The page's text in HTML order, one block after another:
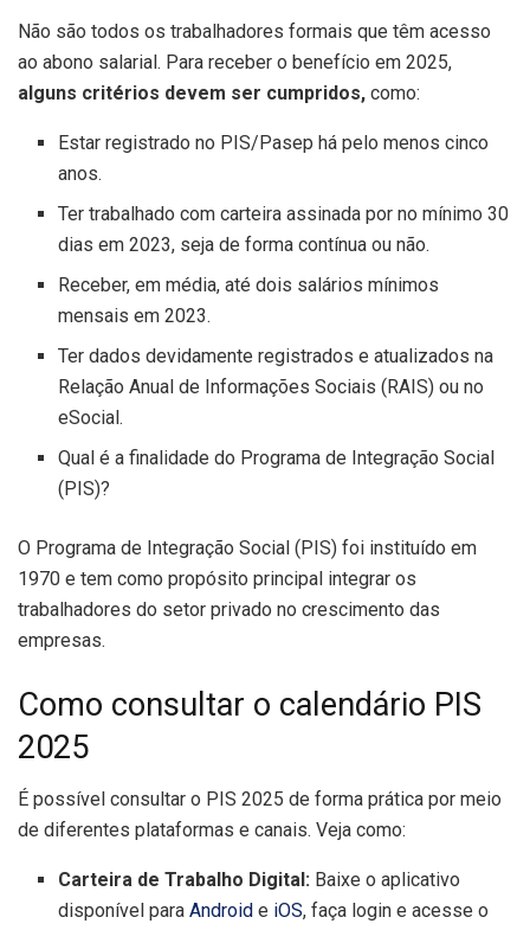
Não são todos os trabalhadores formais que têm acesso
ao abono salarial. Para receber o benefício em 2025,
alguns critérios devem ser cumpridos, como:
Estar registrado no PIS/Pasep há pelo menos cinco
anos.
Ter trabalhado com carteira assinada por no mínimo 30
dias em 2023, seja de forma contínua ou não.
Receber, em média, até dois salários mínimos
mensais em 2023.
Ter dados devidamente registrados e atualizados na
Relação Anual de Informações Sociais (RAIS) ou no
eSocial.
Qual é a finalidade do Programa de Integração Social
(PIS)?
O Programa de Integração Social (PIS) foi instituído em
1970 e tem como propósito principal integrar os
trabalhadores do setor privado no crescimento das
empresas.
Como consultar o calendário PIS
2025
É possível consultar o PIS 2025 de forma prática por meio
de diferentes plataformas e canais. Veja como:
Carteira de Trabalho Digital: Baixe o aplicativo
disponível para Android e iOS, faça login e acesse o